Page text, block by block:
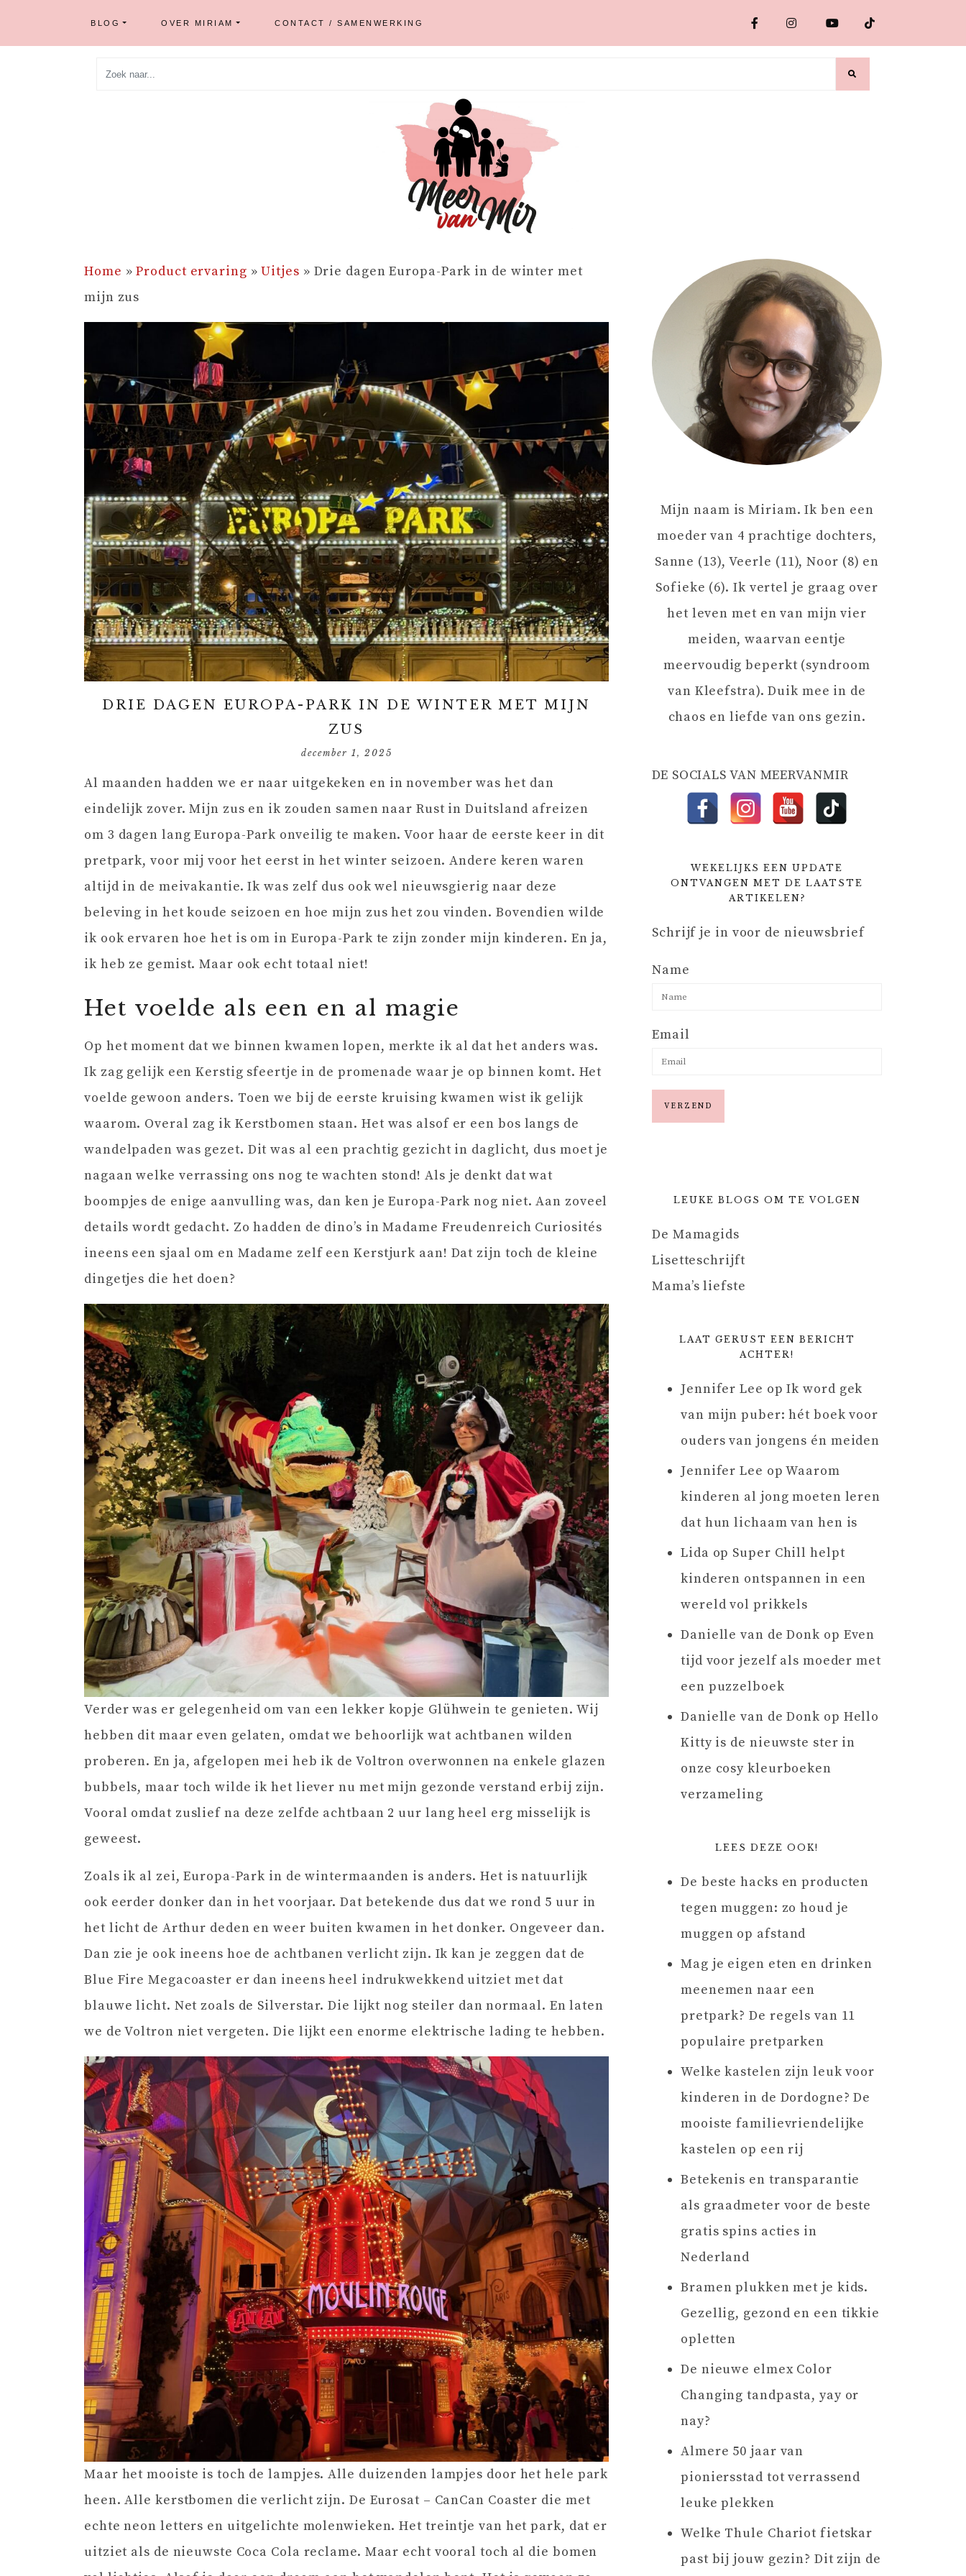
BLOG OVER MIRIAM CONTACT / SAMENWERKING
Home »Product ervaring »Uitjes » Drie dagen Europa-Park in de winter met
mijn zus
DRIE DAGEN EUROPA-PARK IN DE WINTER MET MIJN
ZUS
december 1, 2025
Al maanden hadden we er naar uitgekeken en in november was het dan
eindelijk zover. Mijn zus en ik zouden samen naar Rust in Duitsland afreizen
om 3 dagen lang Europa-Park onveilig te maken. Voor haar de eerste keer in dit
pretpark, voor mij voor het eerst in het winter seizoen. Andere keren waren
altijd in de meivakantie. Ik was zelf dus ook wel nieuwsgierig naar deze
beleving in het koude seizoen en hoe mijn zus het zou vinden. Bovendien wilde
ik ook ervaren hoe het is om in Europa-Park te zijn zonder mijn kinderen. En ja,
ik heb ze gemist. Maar ook echt totaal niet!
Het voelde als een en al magie
Op het moment dat we binnen kwamen lopen, merkte ik al dat het anders was.
Ik zag gelijk een Kerstig sfeertje in de promenade waar je op binnen komt. Het
voelde gewoon anders. Toen we bij de eerste kruising kwamen wist ik gelijk
waarom. Overal zag ik Kerstbomen staan. Het was alsof er een bos langs de
wandelpaden was gezet. Dit was al een prachtig gezicht in daglicht, dus moet je
nagaan welke verrassing ons nog te wachten stond! Als je denkt dat wat
boompjes de enige aanvulling was, dan ken je Europa-Park nog niet. Aan zoveel
details wordt gedacht. Zo hadden de dino’s in Madame Freudenreich Curiosités
ineens een sjaal om en Madame zelf een Kerstjurk aan! Dat zijn toch de kleine
dingetjes die het doen?
Verder was er gelegenheid om van een lekker kopje Glühwein te genieten. Wij
hebben dit maar even gelaten, omdat we behoorlijk wat achtbanen wilden
proberen. En ja, afgelopen mei heb ik de Voltron overwonnen na enkele glazen
bubbels, maar toch wilde ik het liever nu met mijn gezonde verstand erbij zijn.
Vooral omdat zuslief na deze zelfde achtbaan 2 uur lang heel erg misselijk is
geweest.
Zoals ik al zei, Europa-Park in de wintermaanden is anders. Het is natuurlijk
ook eerder donker dan in het voorjaar. Dat betekende dus dat we rond 5 uur in
het licht de Arthur deden en weer buiten kwamen in het donker. Ongeveer dan.
Dan zie je ook ineens hoe de achtbanen verlicht zijn. Ik kan je zeggen dat de
Blue Fire Megacoaster er dan ineens heel indrukwekkend uitziet met dat
blauwe licht. Net zoals de Silverstar. Die lijkt nog steiler dan normaal. En laten
we de Voltron niet vergeten. Die lijkt een enorme elektrische lading te hebben.
Maar het mooiste is toch de lampjes. Alle duizenden lampjes door het hele park
heen. Alle kerstbomen die verlicht zijn. De Eurosat – CanCan Coaster die met
echte neon letters en uitgelichte molenwieken. Het treintje van het park, dat er
uitziet als de nieuwste Coca Cola reclame. Maar echt vooral toch al die bomen
Mijn naam is Miriam. Ik ben een
moeder van 4 prachtige dochters,
Sanne (13), Veerle (11), Noor (8) en
Sofieke (6). Ik vertel je graag over
het leven met en van mijn vier
meiden, waarvan eentje
meervoudig beperkt (syndroom
van Kleefstra). Duik mee in de
chaos en liefde van ons gezin.
DE SOCIALS VAN MEERVANMIR
WEKELIJKS EEN UPDATE
ONTVANGEN MET DE LAATSTE
ARTIKELEN?
Schrijf je in voor de nieuwsbrief
Name
Email
LEUKE BLOGS OM TE VOLGEN
De Mamagids
Lisetteschrijft
Mama’s liefste
LAAT GERUST EEN BERICHT
ACHTER!
Jennifer Lee opIk word gek
van mijn puber: hét boek voor
ouders van jongens én meiden
Jennifer Lee opWaarom
kinderen al jong moeten leren
dat hun lichaam van hen is
Lida op Super Chill helpt
kinderen ontspannen in een
wereld vol prikkels
Danielle van de Donk op Even
tijd voor jezelf als moeder met
een puzzelboek
Danielle van de Donk op Hello
Kitty is de nieuwste ster in
onze cosy kleurboeken
verzameling
LEES DEZE OOK!
De beste hacks en producten
tegen muggen: zo houd je
muggen op afstand
Mag je eigen eten en drinken
meenemen naar een
pretpark? De regels van 11
populaire pretparken
Welke kastelen zijn leuk voor
kinderen in de Dordogne? De
mooiste familievriendelijke
kastelen op een rij
Betekenis en transparantie
als graadmeter voor de beste
gratis spins acties in
Nederland
Bramen plukken met je kids.
Gezellig, gezond en een tikkie
opletten
De nieuwe elmex Color
Changing tandpasta, yay or
nay?
Almere 50 jaar van
pioniersstad tot verrassend
leuke plekken
Welke Thule Chariot fietskar
past bij jouw gezin? Dit zijn de